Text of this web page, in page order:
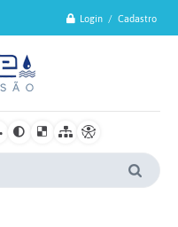
Login / Cadastro